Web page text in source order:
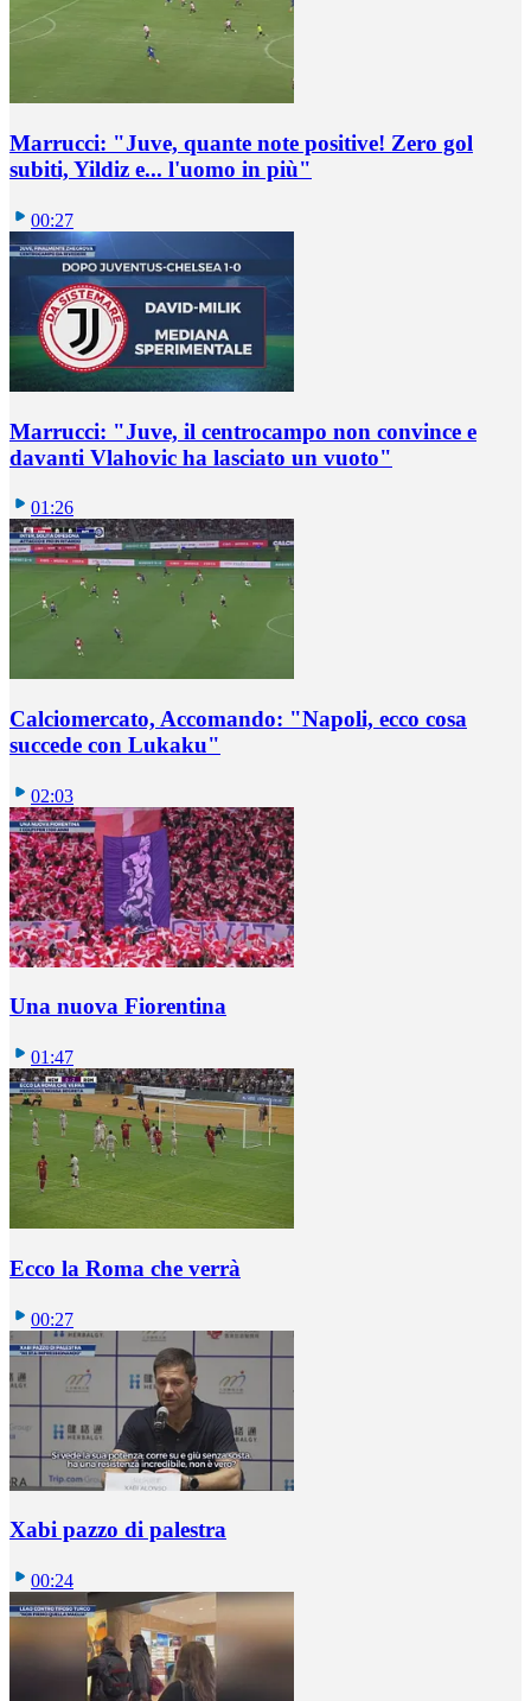
Marrucci: "Juve, quante note positive! Zero gol
subiti, Yildiz e... l'uomo in più"
00:27
Marrucci: "Juve, il centrocampo non convince e
davanti Vlahovic ha lasciato un vuoto"
01:26
Calciomercato, Accomando: "Napoli, ecco cosa
succede con Lukaku"
02:03
Una nuova Fiorentina
01:47
Ecco la Roma che verrà
00:27
Xabi pazzo di palestra
00:24